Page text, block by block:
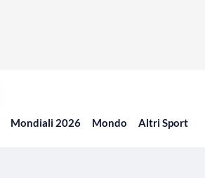
Mondiali 2026 Mondo Altri Sport